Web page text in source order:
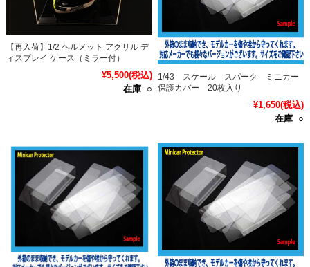
【再入荷】1/2 ヘルメット アクリル デ
ィスプレイ ケース（ミラー付）
¥5,500(税込)
在庫 ○
1/43 スケール スパーク ミニカー
保護カバー 20枚入り
¥1,650(税込)
在庫 ○